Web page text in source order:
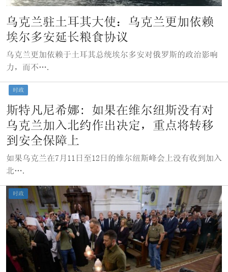
乌克兰驻土耳其大使：乌克兰更加依赖
埃尔多安延长粮食协议
乌克兰更加依赖于土耳其总统埃尔多安对俄罗斯的政治影响
力，而不….
时政
斯特凡尼希娜: 如果在维尔纽斯没有对
乌克兰加入北约作出决定，重点将转移
到安全保障上
如果乌克兰在7月11日至12日的维尔纽斯峰会上没有收到加入
北….
时政